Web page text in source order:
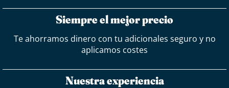
Siempre el mejor precio
Te ahorramos dinero con tu adicionales seguro y no
aplicamos costes
Nuestra experiencia